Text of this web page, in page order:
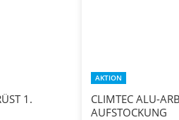
1.
AKTION
CLIMTEC ALU-
AUFSTOCKUNG